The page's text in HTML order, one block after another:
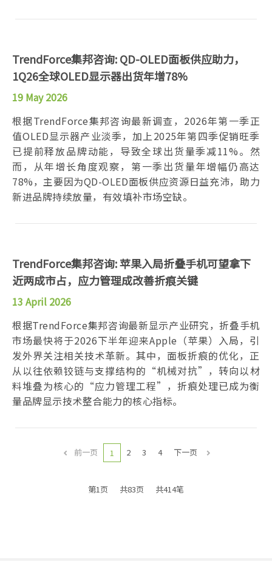
TrendForce集邦咨询: QD-OLED面板供应助力，
1Q26全球OLED显示器出货年增78%
19 May 2026
根据TrendForce集邦咨询最新调查，2026年第一季正
值OLED显示器产业淡季，加上2025年第四季促销旺季
已提前释放品牌动能，导致全球出货量季减11%。然
而，从年增长角度观察，第一季出货量年增幅仍高达
78%，主要因为QD-OLED面板供应资源日益充沛，助力
新进品牌持续放量，有效填补市场空缺。
TrendForce集邦咨询: 苹果入局折叠手机可望拿下
近两成市占，应力管理成改善折痕关键
13 April 2026
根据TrendForce集邦咨询最新显示产业研究，折叠手机
市场最快将于2026下半年迎来Apple（苹果）入局，引
发外界关注相关技术革新。其中，面板折痕的优化，正
从以往依赖铰链与支撑结构的“机械对抗”，转向以材
料堆叠为核心的“应力管理工程”，折痕处理已成为衡
量品牌显示技术整合能力的核心指标。
前一页 1 2 3 4 下一页
第1页 共83页 共414笔